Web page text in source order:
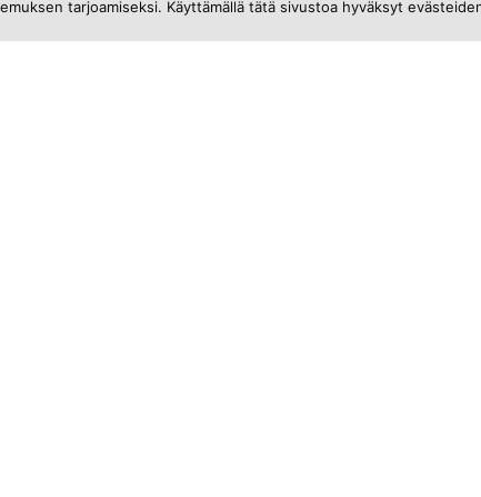
tarjoamiseksi. Käyttämällä tätä sivustoa hyväksyt